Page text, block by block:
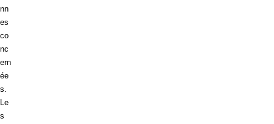
nn
es
co
nc
ern
ée
s.
Le
s